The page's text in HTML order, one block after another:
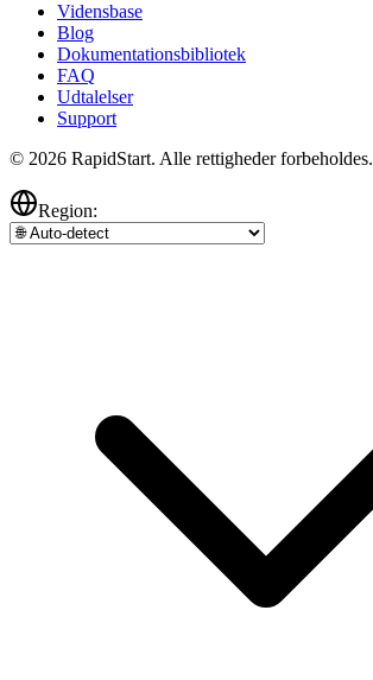
Vidensbase
Blog
Dokumentationsbibliotek
FAQ
Udtalelser
Support
© 2026 RapidStart. Alle rettigheder forbeholdes.
Region: